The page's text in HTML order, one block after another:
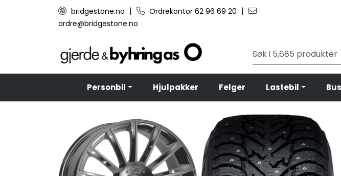
Skip to main contentbridgestone.no | Ordrekontor 62 96 69 20 |
ordre@bridgestone.no
Personbil Hjulpakker Felger Lastebil